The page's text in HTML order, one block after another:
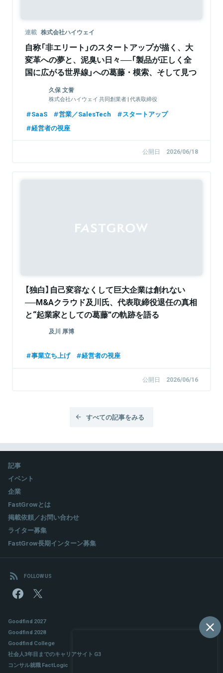
連載 株式会社ハイウェイ
自称「非エリート」のスタートアップが描く、大
変革への夢と、泥臭い日々──「製品が正しく全
国に広がる世界線」への葛藤・模索、そして見つ
けた光芒久保 文誉
株式会社ハイウェイ 共同創業者 | 代表取締役
SaaS 営業／SalesTech
スタートアップ
経営者の視座
公開日 2026/06/18
【独白】自己変容なくして巨大企業は創れない
──M&Aクラウド及川氏、代表取締役退任の真相
と“起業家としての葛藤”の軌跡を語る
及川 厚博
事業立ち上げ 経営者の視座
公開日 2026/06/16
すべての記事をみる
記事
イベント
企業
FastGrowとは
掲載依頼／お問い合わせ
ライター募集
FastGrow長期インターン募集
FOLLOW US
Goodfind 2027
Goodfind 2028
Goodfind College
社会人3年目までのキャリアサイト G3
コンサル就職 FactLogic